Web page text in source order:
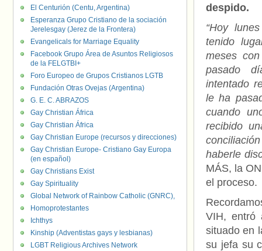
despido.
“Hoy
tenido
meses
pasado
intentado
le ha
cuando
recibido
haberle
MÁS, la
el proceso.
VIH, entró
situado en
su jefa su
El Centurión (Centu, Argentina)
Esperanza Grupo Cristiano de la sociación
Jerelesgay (Jerez de la Frontera)
Evangelicals for Marriage Equality
Facebook Grupo Área de Asuntos Religiosos
de la FELGTBI+
Foro Europeo de Grupos Cristianos LGTB
Fundación Otras Ovejas (Argentina)
G. E. C. ABRAZOS
Gay Christian África
Gay Christian África
Gay Christian Europe (recursos y direcciones)
Gay Christian Europe- Cristiano Gay Europa
(en español)
Gay Christians Exist
Gay Spirituality
Global Network of Rainbow Catholic (GNRC),
Homoprotestantes
Ichthys
Kinship (Adventistas gays y lesbianas)
LGBT Religious Archives Network